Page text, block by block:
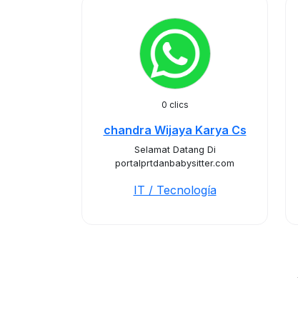
0 clics
chandra Wijaya Karya Cs
Selamat Datang Di
portalprtdanbabysitter.com
IT / Tecnología